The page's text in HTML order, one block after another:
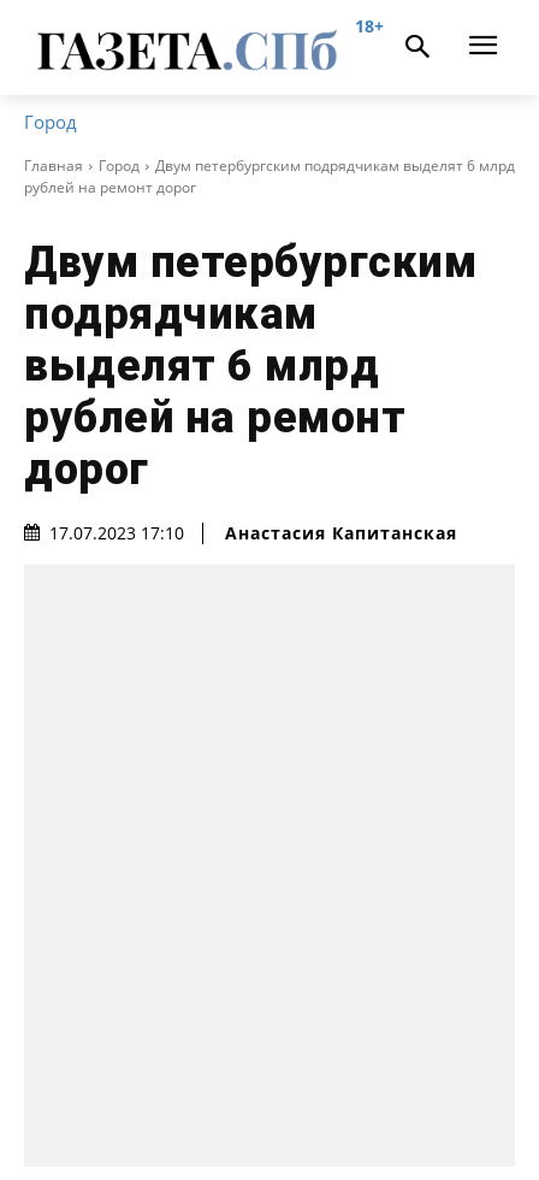
18+
Город
Главная Город
Двум петербургским подрядчикам выделят 6 млрд
рублей на ремонт дорог
Двум петербургским
подрядчикам
выделят 6 млрд
рублей на ремонт
дорог
17.07.2023 17:10 Анастасия Капитанская